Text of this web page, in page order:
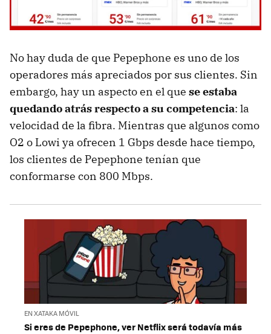
No hay duda de que Pepephone es uno de los
operadores más apreciados por sus clientes. Sin
embargo, hay un aspecto en el que se estaba
quedando atrás respecto a su competencia: la
velocidad de la fibra. Mientras que algunos como
O2 o Lowi ya ofrecen 1 Gbps desde hace tiempo,
los clientes de Pepephone tenían que
conformarse con 800 Mbps.
EN XATAKA MÓVIL
Si eres de Pepephone, ver Netflix será todavía más